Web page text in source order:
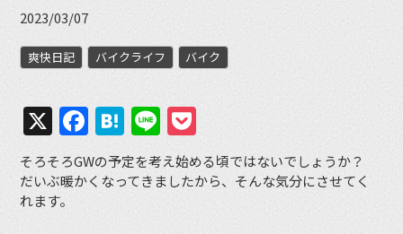
2023/03/07
爽快日記 バイクライフ バイク
X Facebook
Hatena
Line
そろそろGWの予定を考え始める頃ではないでしょうか？
だいぶ暖かくなってきましたから、そんな気分にさせてく
れます。